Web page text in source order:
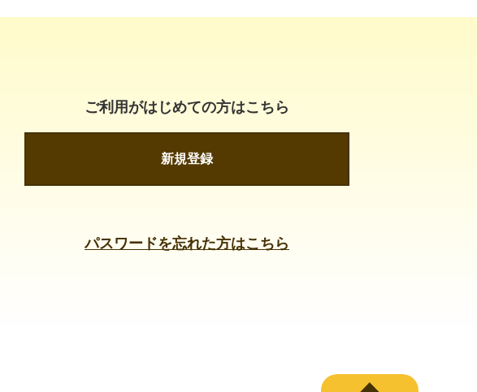
ご利用がはじめての方はこちら
新規登録
パスワードを忘れた方はこちら